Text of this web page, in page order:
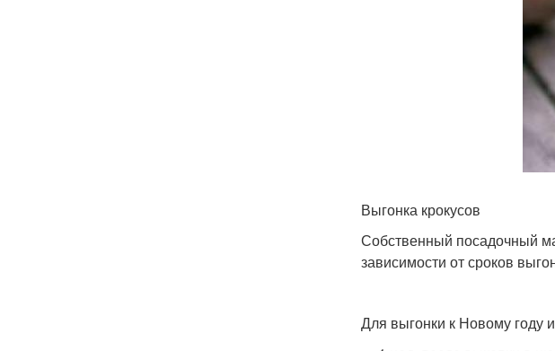
Выгонка крокусов
Собственный посадочный
зависимости от сроков
Для выгонки к Новому году